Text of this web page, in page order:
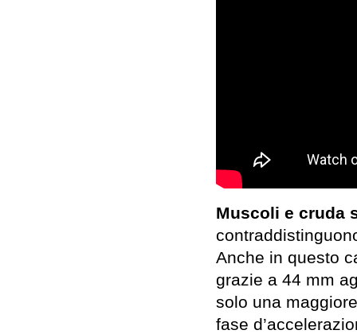
Muscoli e cruda
Anche in questo
grazie a 44 mm
solo una
fase